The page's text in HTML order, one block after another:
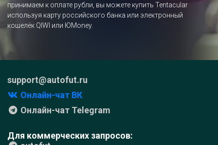
принимаем к оплате рубли, вы можете купить Tentacular
используя карту российского банка или электронный
кошелёк QIWI или ЮMoney.
support@autofut.ru
Онлайн-чат ВК
Онлайн-чат Telegram
Для коммерческих запросов: